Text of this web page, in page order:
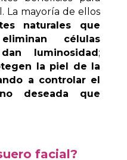
La mayoría de ellos
naturales que
células
luminosidad ;
la piel de la
a controlar el
deseada que
facial?